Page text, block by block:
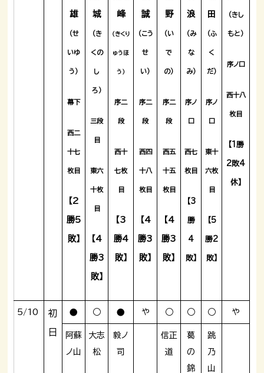
雄
（せ
いゆ
う）
幕下
西二
十七
枚目
【2
勝5
敗】
城
（き
くの
し
ろ）
三段
目
東六
十枚
目
【4
勝3
敗】
峰
（きくり
ゅうほ
う）
序二
段
西十
七枚
目
【3
勝4
敗】
誠
（こう
せ
い）
序二
段
西四
十八
枚目
【4
勝3
敗】
野
（い
で
の）
序二
段
西五
十五
枚目
【4
勝3
敗】
浪
（み
な
み）
序ノ
口
西七
枚目
【3
勝
4
敗】
田
（ふ
く
だ）
序ノ
口
東十
六枚
目
【5
勝2
敗】
（きし
もと）
序ノ口
西十八
枚目
【1勝
2敗4
休】
5/10
初
日
● ○ ● や ○ ○ ○ や
阿蘇
ノ山
大志
松
毅ノ
司
信正
道
葛
の
錦
跳
乃
山